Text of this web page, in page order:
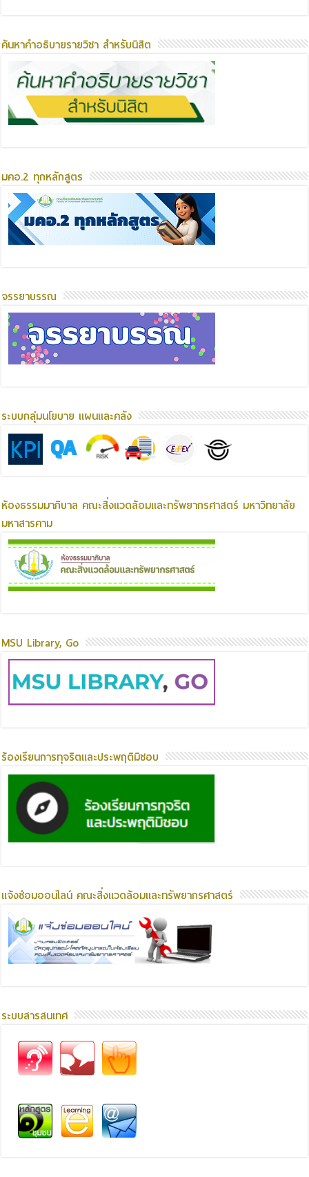
ค้นหาคำอธิบายรายวิชา สำหรับนิสิต
มคอ.2 ทุกหลักสูตร
จรรยาบรรณ
ระบบกลุ่มนโยบาย แผนและคลัง
ห้องธรรมมาภิบาล คณะสิ่งแวดล้อมและทรัพยากรศาสตร์ มหาวิทยาลัย
มหาสารคาม
MSU Library, Go
ร้องเรียนการทุจริตและประพฤติมิชอบ
แจ้งซ่อมออนไลน์ คณะสิ่งแวดล้อมและทรัพยากรศาสตร์
ระบบสารสนเทศ